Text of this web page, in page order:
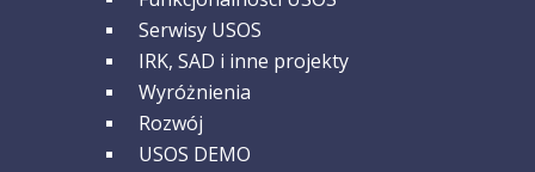
Serwisy USOS
IRK, SAD i inne projekty
Wyróżnienia
Rozwój
USOS DEMO